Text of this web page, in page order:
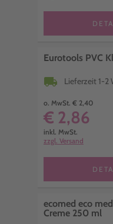
Eurotools PVC
local_shipping Lieferzeit 1-2
o. MwSt. € 2,40
€ 2,86
inkl. MwSt.
zzgl. Versand
ecomed eco
Creme 250 ml